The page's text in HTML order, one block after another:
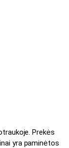
Prekės
yra paminėtos